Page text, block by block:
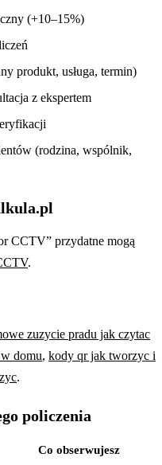
(+10–15%)
produkt, usługa, termin)
z ekspertem
(rodzina, wspólnik,
CCTV” przydatne mogą
.
zuzycie pradu jak czytac
domu, kody qr jak tworzyc i
.
policzenia
Co obserwujesz